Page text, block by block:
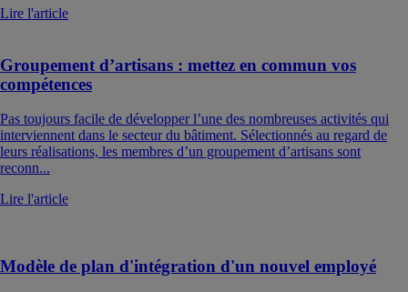
Lire l'article
Groupement d’artisans : mettez en commun vos
compétences
Pas toujours facile de développer l’une des nombreuses activités qui
interviennent dans le secteur du bâtiment. Sélectionnés au regard de
leurs réalisations, les membres d’un groupement d’artisans sont
reconn...
Lire l'article
Modèle de plan d'intégration d'un nouvel employé